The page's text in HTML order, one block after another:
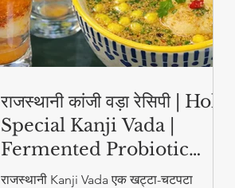
राजस्थानी कांजी वड़ा रेसिपी | Holi
Special Kanji Vada |
Fermented Probiotic
Drink
राजस्थानी Kanji Vada एक खट्टा-चटपटा